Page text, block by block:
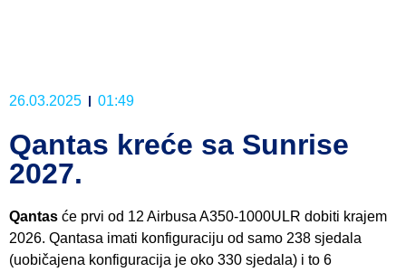
26.03.2025 01:49
Qantas kreće sa Sunrise
2027.
Qantas će prvi od 12 Airbusa A350-1000ULR dobiti krajem
2026. Qantasa imati konfiguraciju od samo 238 sjedala
(uobičajena konfiguracija je oko 330 sjedala) i to 6